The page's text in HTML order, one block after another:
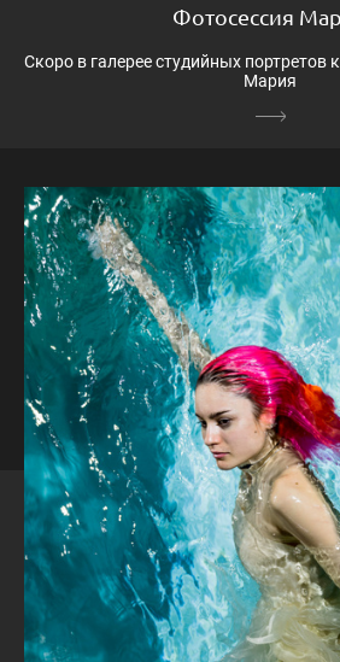
Фотосессия
Скоро в галерее студийных портретов
Мария